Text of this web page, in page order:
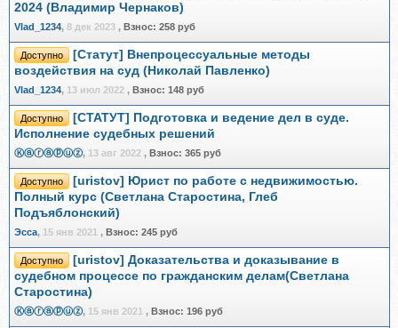
2024 (Владимир Чернаков)
Vlad_1234, 8 дек 2023 , Взнос: 258 руб
Доступно
[Статут] Внепроцессуальные методы
воздействия на суд (Николай Павленко)
Vlad_1234, 13 июл 2022 , Взнос: 148 руб
Доступно
[СТАТУТ] Подготовка и ведение дел в суде.
Исполнение судебных решений
Ⓚⓐⓡⓐⓟⓤⓩ, 13 авг 2022 , Взнос: 365 руб
Доступно
[uristov] Юрист по работе с недвижимостью.
Полный курс (Светлана Старостина, Глеб
Подъяблонский)
Эсса, 15 янв 2021 , Взнос: 245 руб
Доступно
[uristov] Доказательства и доказывание в
судебном процессе по гражданским делам(Светлана
Старостина)
Ⓚⓐⓡⓐⓟⓤⓩ, 15 янв 2021 , Взнос: 196 руб